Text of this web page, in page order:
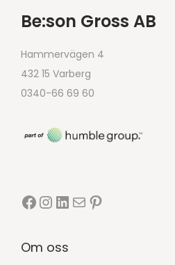
Be:son Gross AB
Hammervägen 4
432 15 Varberg
0340-66 69 60
Om oss